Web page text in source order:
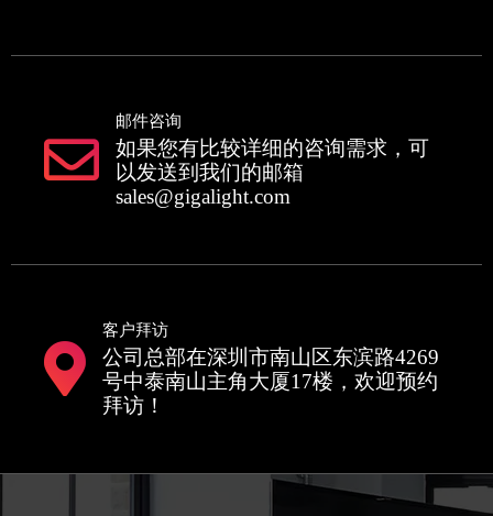
邮件咨询
如果您有比较详细的咨询需求，可
以发送到我们的邮箱
sales@gigalight.com
客户拜访
公司总部在深圳市南山区东滨路4269
号中泰南山主角大厦17楼，欢迎预约
拜访！